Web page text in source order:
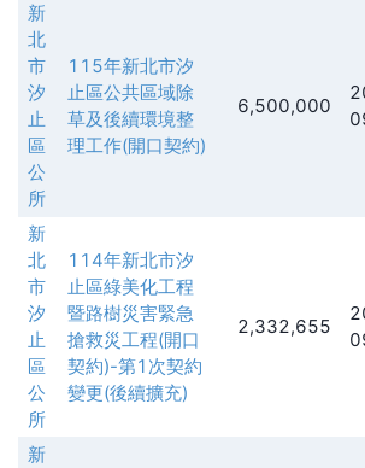
新
北
市
汐
止
區
公
所
115年新北市汐
止區公共區域除
草及後續環境整
理工作(開口契約)
6,500,000
新
北
市
汐
止
區
公
所
114年新北市汐
止區綠美化工程
暨路樹災害緊急
搶救災工程(開口
契約)-第1次契約
變更(後續擴充)
2,332,655
新